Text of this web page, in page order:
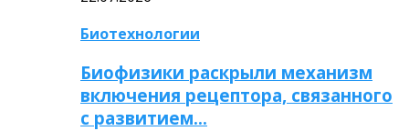
Биотехнологии
Биофизики раскрыли механизм
включения рецептора, связанного
с развитием…